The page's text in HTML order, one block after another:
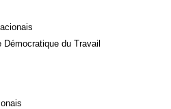
du Travail